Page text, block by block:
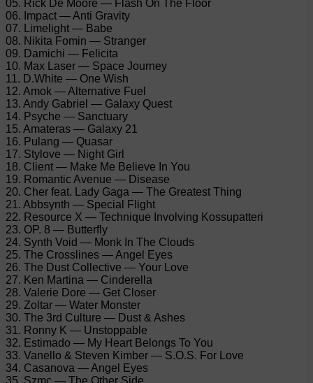
05. Rick De Moore — Flash On The Floor
06. Impact — Anti Gravity
07. Limelight — Babe
08. Nikita Fomin — Stranger
09. Damichi — Felicita
10. Max Laser — Space Journey
11. D.White — One Wish
12. Amok — Alternative Fuel
13. Andy Gabriel — Galaxy Quest
14. Psyche — Sanctuary
15. Amateras — Galaxy 21
16. Pulang — Quasar
17. Stylove — Night Girl
18. Client — Make Me Believe In You
19. Romantic Avenue — Disease
20. Cher feat. Lady Gaga — The Greatest Thing
21. Abbsynth — Special Flight
22. Resource X — Technique Involving Kossupatteri
23. OP. 8 — Butterfly
24. Synth Void — Monk In The Clouds
25. The Crosslines — Angel Eyes
26. The Dust Collective — Your Love
27. Ken Martina — Cinderella
28. Valerie Dore — Get Closer
29. Zoltar — Water Monster
30. The 3rd Culture — Dust & Ashes
31. Ronny K — Unstoppable
32. Estimado — My Heart Belongs To You
33. Vanello & Steven Kimber — S.O.S. For Love
34. Casanova — Angel Eyes
35. Szmc — The Other Side